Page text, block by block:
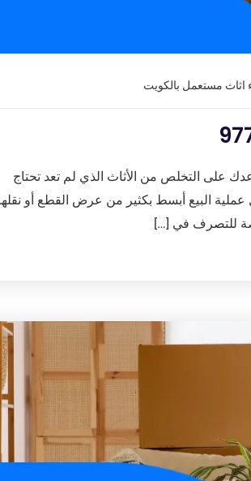
اثاث مستعمل بالكويت
على التخلص من الأثاث الذي لم تعد تحتاج
عملية البيع أبسط بكثير من عرض القطع أو
للتصرف في […]